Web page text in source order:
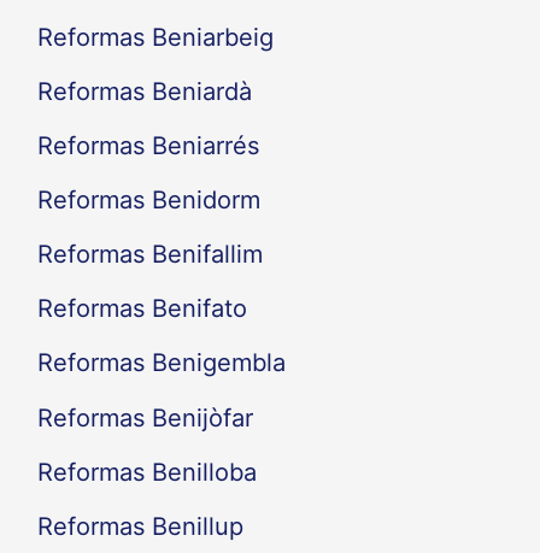
Reformas Beniarbeig
Reformas Beniardà
Reformas Beniarrés
Reformas Benidorm
Reformas Benifallim
Reformas Benifato
Reformas Benigembla
Reformas Benijòfar
Reformas Benilloba
Reformas Benillup